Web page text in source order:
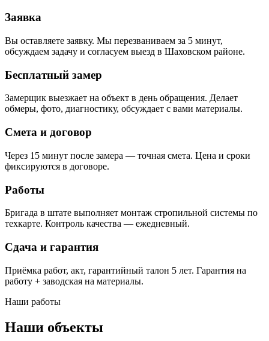
Заявка
Вы оставляете заявку. Мы перезваниваем за 5 минут,
обсуждаем задачу и согласуем выезд в Шаховском районе.
Бесплатный замер
Замерщик выезжает на объект в день обращения. Делает
обмеры, фото, диагностику, обсуждает с вами материалы.
Смета и договор
Через 15 минут после замера — точная смета. Цена и сроки
фиксируются в договоре.
Работы
Бригада в штате выполняет монтаж стропильной системы по
техкарте. Контроль качества — ежедневный.
Сдача и гарантия
Приёмка работ, акт, гарантийный талон 5 лет. Гарантия на
работу + заводская на материалы.
Наши работы
Наши объекты